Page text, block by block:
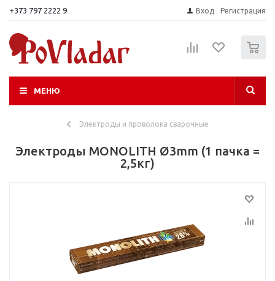
+373 797 2222 9 Вход Регистрация
МЕНЮ
Электроды и проволока сварочные
Электроды MONOLITH Ø3mm (1 пачка =
2,5кг)